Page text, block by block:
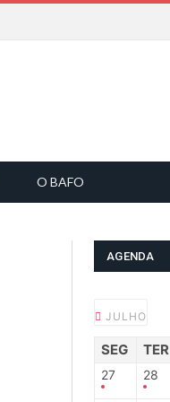
O BAFO
AGENDA
JULHO
SEG TER
27 28